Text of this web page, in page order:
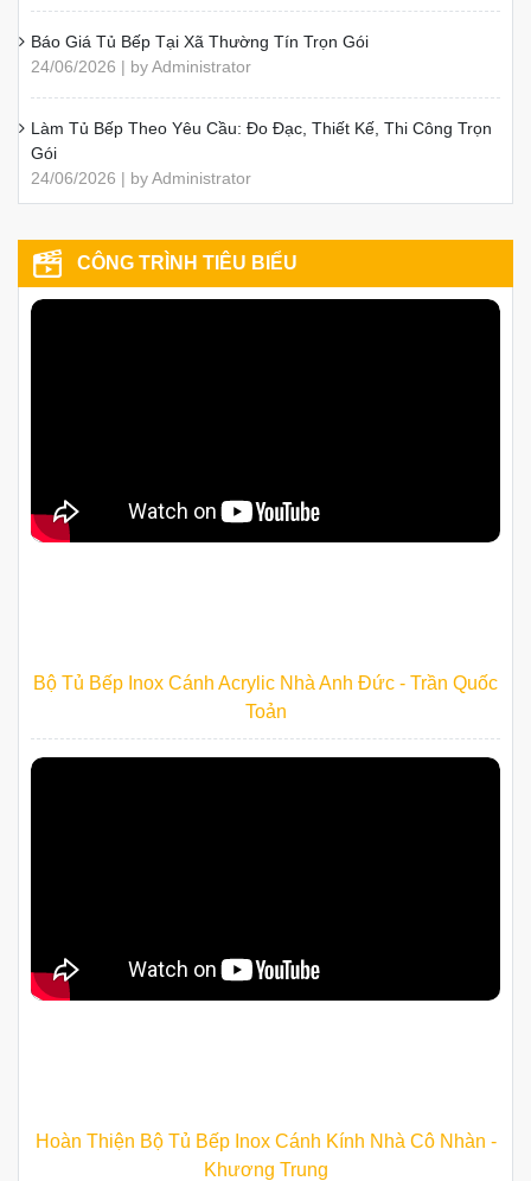
Báo Giá Tủ Bếp Tại Xã Thường Tín Trọn Gói
24/06/2026 | by Administrator
Làm Tủ Bếp Theo Yêu Cầu: Đo Đạc, Thiết Kế, Thi Công Trọn
Gói
24/06/2026 | by Administrator
CÔNG TRÌNH TIÊU BIỂU
Bộ Tủ Bếp Inox Cánh Acrylic Nhà Anh Đức - Trần Quốc
Toản
Hoàn Thiện Bộ Tủ Bếp Inox Cánh Kính Nhà Cô Nhàn -
Khương Trung